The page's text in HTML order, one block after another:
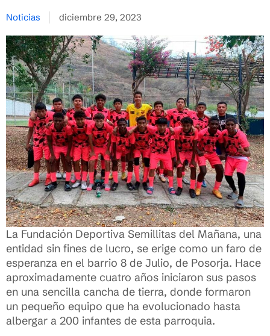
Noticias diciembre 29, 2023
La Fundación Deportiva Semillitas del Mañana, una
entidad sin fines de lucro, se erige como un faro de
esperanza en el barrio 8 de Julio, de Posorja. Hace
aproximadamente cuatro años iniciaron sus pasos
en una sencilla cancha de tierra, donde formaron
un pequeño equipo que ha evolucionado hasta
albergar a 200 infantes de esta parroquia.